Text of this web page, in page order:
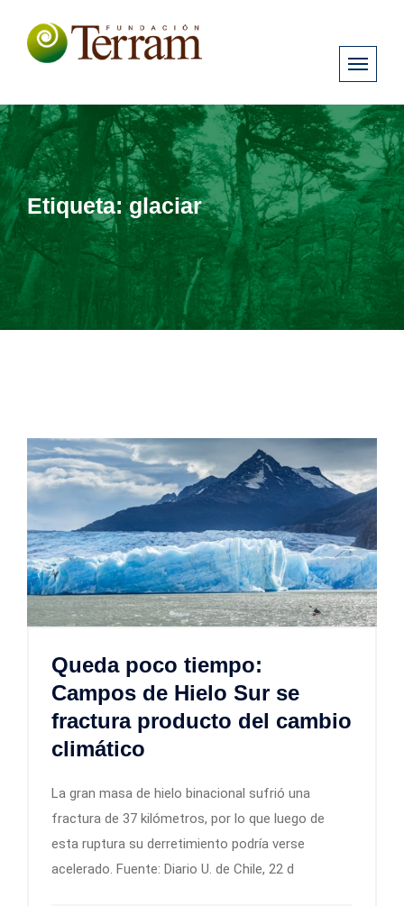
Etiqueta:glaciar
Queda poco tiempo:
Campos de Hielo Sur se
fractura producto del cambio
climático
La gran masa de hielo binacional sufrió una
fractura de 37 kilómetros, por lo que luego de
esta ruptura su derretimiento podría verse
acelerado. Fuente: Diario U. de Chile, 22 d